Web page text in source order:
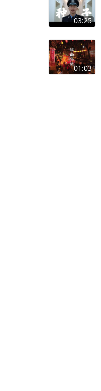
03:25
01:03